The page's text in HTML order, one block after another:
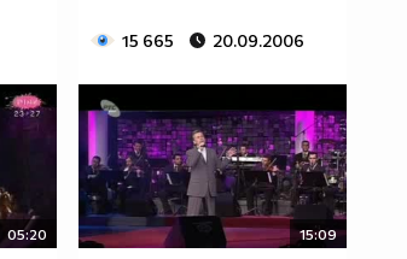
15 665 20.09.2006
05:20 15:09